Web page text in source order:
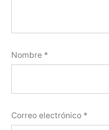
Nombre *
Correo electrónico *